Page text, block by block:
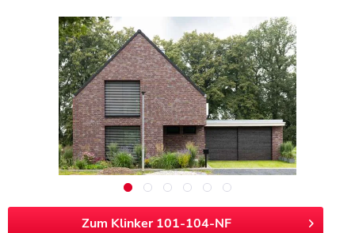
Zum Klinker 101-104-NF